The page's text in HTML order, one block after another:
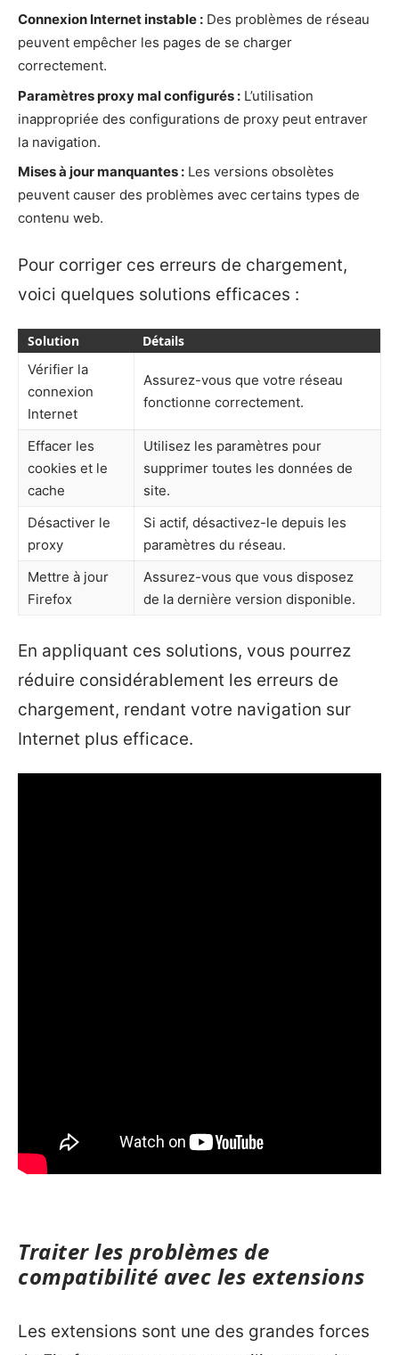
Connexion Internet instable : Des problèmes de réseau
peuvent empêcher les pages de se charger
correctement.
Paramètres proxy mal configurés : L’utilisation
inappropriée des configurations de proxy peut entraver
la navigation.
Mises à jour manquantes : Les versions obsolètes
peuvent causer des problèmes avec certains types de
contenu web.
Pour corriger ces erreurs de chargement,
voici quelques solutions efficaces :
Solution
Détails
Vérifier la
connexion
Internet
Assurez-vous que votre réseau
fonctionne correctement.
Effacer les
cookies et le
cache
Utilisez les paramètres pour
supprimer toutes les données de
site.
Désactiver le
proxy
Si actif, désactivez-le depuis les
paramètres du réseau.
Mettre à jour
Firefox
Assurez-vous que vous disposez
de la dernière version disponible.
En appliquant ces solutions, vous pourrez
réduire considérablement les erreurs de
chargement, rendant votre navigation sur
Internet plus efficace.
Traiter les problèmes de
compatibilité avec les extensions
Les extensions sont une des grandes forces